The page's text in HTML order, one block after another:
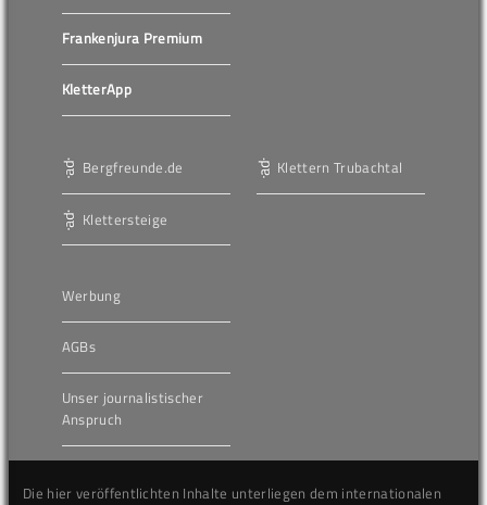
Frankenjura Premium
KletterApp
Bergfreunde.de
Klettersteige
Klettern Trubachtal
Werbung
AGBs
Unser journalistischer
Anspruch
Die hier veröffentlichten Inhalte unterliegen dem internationalen